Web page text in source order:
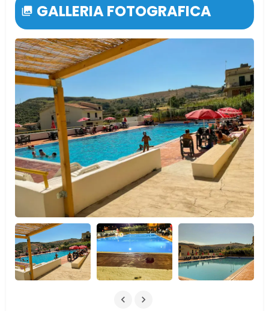
GALLERIA FOTOGRAFICA